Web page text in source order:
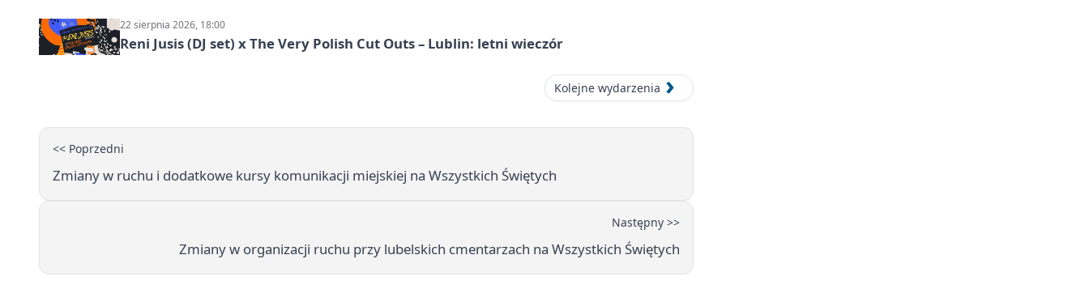
22 sierpnia 2026, 18:00
Reni Jusis (DJ set) x The Very Polish Cut Outs – Lublin: letni wieczór
Kolejne wydarzenia
<< Poprzedni
Zmiany w ruchu i dodatkowe kursy komunikacji miejskiej na Wszystkich Świętych
Następny >>
Zmiany w organizacji ruchu przy lubelskich cmentarzach na Wszystkich Świętych